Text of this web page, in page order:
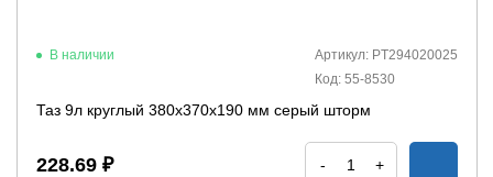
В наличии
Артикул: PT294020025
Код: 55-8530
Таз 9л круглый 380х370х190 мм серый шторм
228.69 ₽ - +